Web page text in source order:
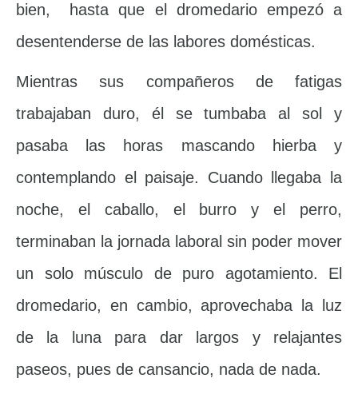
bien, hasta que el dromedario empezó a
desentenderse de las labores domésticas.
Mientras sus compañeros de fatigas
trabajaban duro, él se tumbaba al sol y
pasaba las horas mascando hierba y
contemplando el paisaje. Cuando llegaba la
noche, el caballo, el burro y el perro,
terminaban la jornada laboral sin poder mover
un solo músculo de puro agotamiento. El
dromedario, en cambio, aprovechaba la luz
de la luna para dar largos y relajantes
paseos, pues de cansancio, nada de nada.